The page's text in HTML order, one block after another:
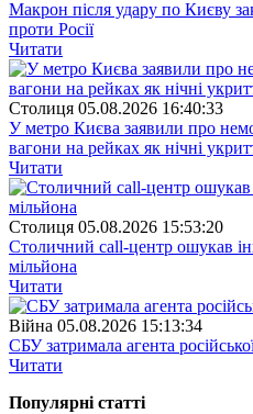
Макрон після удару по Києву
проти Росії
Читати
Столиця 05.08.2026 16:40:33
У метро Києва заявили про
вагони на рейках як нічні
Читати
Столиця 05.08.2026 15:53:20
Столичний call-центр ошукав
мільйона
Читати
Війна 05.08.2026 15:13:34
СБУ затримала агента
Читати
Популярнi статтi